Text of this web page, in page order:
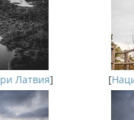
Латвия] [